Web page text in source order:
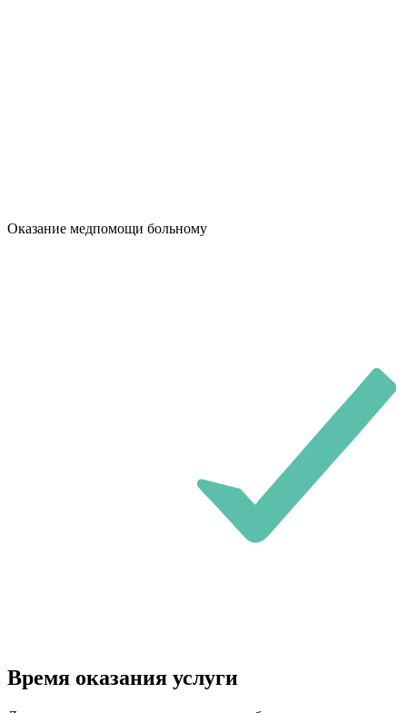
Оказание медпомощи больному
Время оказания услуги